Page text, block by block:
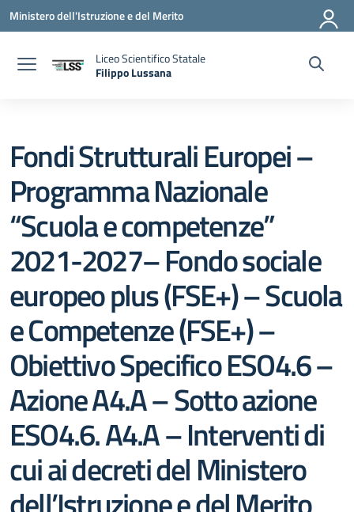
Vai ai contenuti
Vai al menu di navigazione
Vai al footer
Ministero dell'Istruzione e del Merito
Liceo Scientifico Statale
Filippo Lussana
Fondi Strutturali Europei –
Programma Nazionale
“Scuola e competenze”
2021-2027– Fondo sociale
europeo plus (FSE+) – Scuola
e Competenze (FSE+) –
Obiettivo Specifico ESO4.6 –
Azione A4.A – Sotto azione
ESO4.6. A4.A – Interventi di
cui ai decreti del Ministero